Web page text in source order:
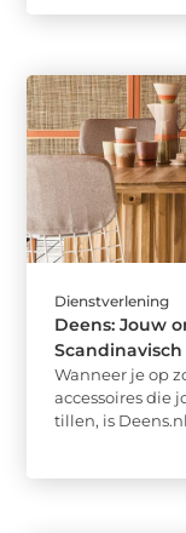
Dienstverlening
Deens: Jouw
Wanneer je op
accessoires die
tillen, is Deens.nl